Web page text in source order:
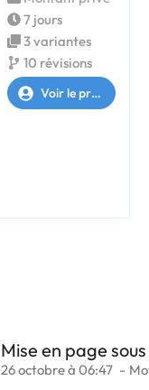
7 jours
3 variantes
10 révisions
Voir le profil
Mise en page
26 octobre à 06:47